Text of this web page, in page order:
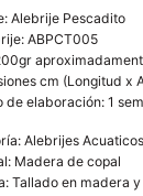
Alebrije Pescadito
ABPCT005
cm (Longitud x
de elaboración: 1
Alebrijes Acuaticos
Madera de copal
Tallado en madera